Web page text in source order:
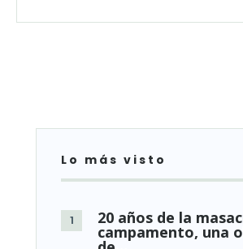
Lo más visto
20 años de la
campamento, una